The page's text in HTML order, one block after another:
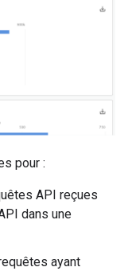
pour :
API reçues
dans une
ayant